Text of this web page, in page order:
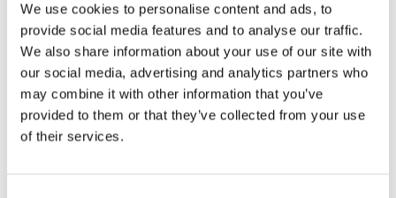
We use cookies to personalise content and ads, to
provide social media features and to analyse our traffic.
We also share information about your use of our site with
our social media, advertising and analytics partners who
may combine it with other information that you’ve
provided to them or that they’ve collected from your use
of their services.
Összes
esemény